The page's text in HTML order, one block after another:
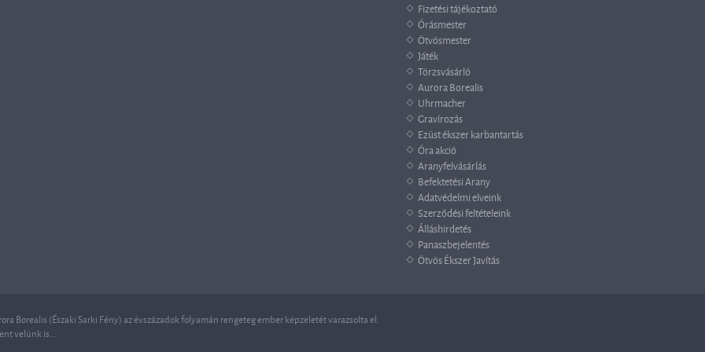
Fizetési tájékoztató
Órásmester
Ötvösmester
Játék
Törzsvásárló
Aurora Borealis
Uhrmacher
Gravírozás
Ezüst ékszer karbantartás
Óra akció
Aranyfelvásárlás
Befektetési Arany
Adatvédelmi elveink
Szerződési feltételeink
Álláshirdetés
Panaszbejelentés
Ötvös Ékszer Javítás
Borealis (Északi Sarki Fény) az évszázadok folyamán rengeteg ember képzeletét varazsolta el.
velünk is...